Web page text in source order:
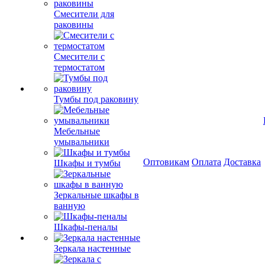
Смесители для
раковины
Смесители с
термостатом
Тумбы под раковину
Мебельные
умывальники
Шкафы и тумбы
Зеркальные шкафы в
ванную
Шкафы-пеналы
Зеркала настенные
Оптовикам Оплата Доставка